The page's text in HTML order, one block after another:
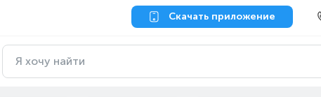
Скачать приложение